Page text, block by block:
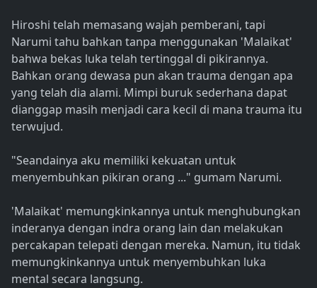
Hiroshi telah memasang wajah pemberani, tapi
Narumi tahu bahkan tanpa menggunakan 'Malaikat'
bahwa bekas luka telah tertinggal di pikirannya.
Bahkan orang dewasa pun akan trauma dengan apa
yang telah dia alami. Mimpi buruk sederhana dapat
dianggap masih menjadi cara kecil di mana trauma itu
terwujud.
"Seandainya aku memiliki kekuatan untuk
menyembuhkan pikiran orang ..." gumam Narumi.
'Malaikat' memungkinkannya untuk menghubungkan
inderanya dengan indra orang lain dan melakukan
percakapan telepati dengan mereka. Namun, itu tidak
memungkinkannya untuk menyembuhkan luka
mental secara langsung.